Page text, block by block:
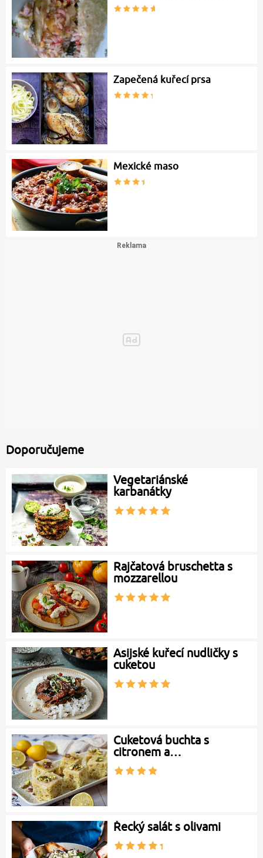
Zapečená kuřecí prsa
Mexické maso
Doporučujeme
Vegetariánské
karbanátky
Rajčatová bruschetta s
mozzarellou
Asijské kuřecí nudličky s
cuketou
Cuketová buchta s
citronem a…
Řecký salát s olivami